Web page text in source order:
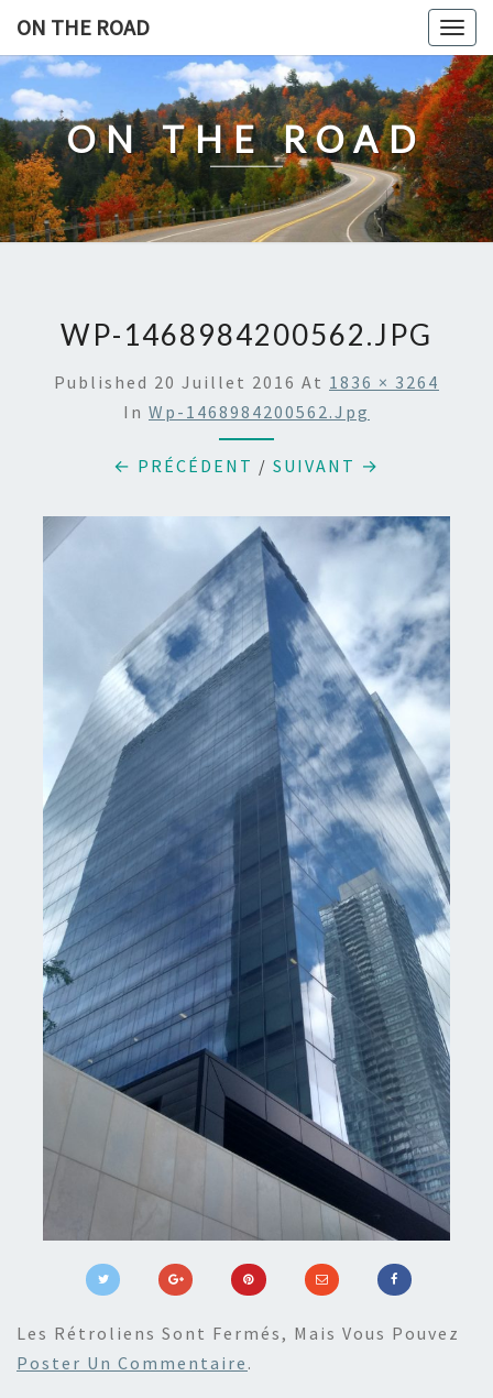
content
ON THE ROAD
ON THE ROAD
WP-1468984200562.JPG
Published 20 Juillet 2016 At 1836 × 3264
In Wp-1468984200562.jpg
← PRÉCÉDENT / SUIVANT →
Les Rétroliens Sont Fermés, Mais Vous Pouvez
Poster Un Commentaire .